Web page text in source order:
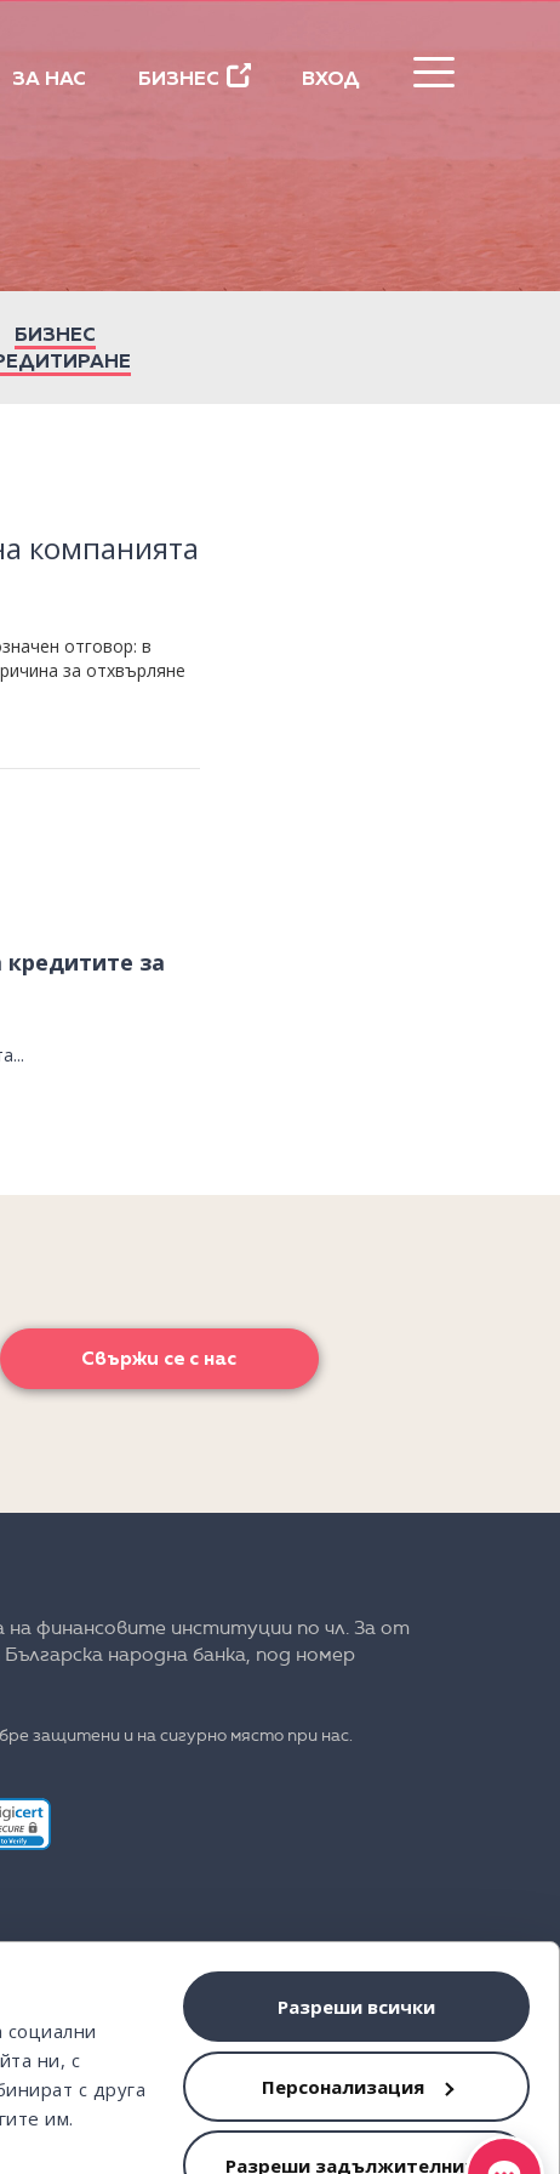
социални
ни, с
с друга
им.
Разреши всички
Персонализация
Разреши задължителните
ЗА НАС БИЗНЕС ВХОД
БИЗНЕС
компанията
отговор: в
за отхвърляне
кредитите за
Свържи се с нас
на финансовите институции по чл. 3а от
народна банка, под номер
защитени и на сигурно място при нас.